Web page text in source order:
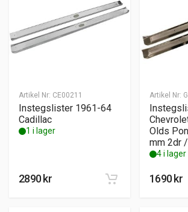
Artikel Nr: CE00211
Instegslister 1961-64
Cadillac
1 i lager
2890kr
Artikel Nr:
Olds
mm 2dr
4 i lager
1690kr